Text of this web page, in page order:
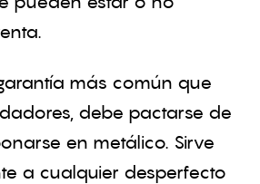
más común que
debe pactarse de
en metálico. Sirve
a cualquier desperfecto